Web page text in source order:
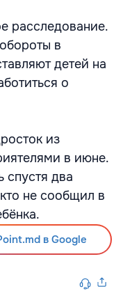
расследование.
в
детей на
о
из
в июне.
спустя два
не сообщил в
в Google